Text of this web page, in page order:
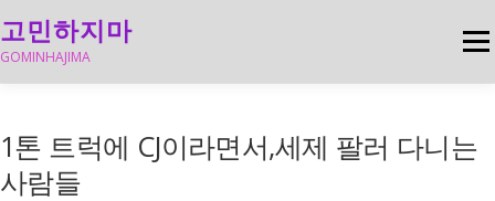
용
으
가
고민하지마
GOMINHAJIMA
메뉴
1톤 트럭에 CJ이라면서,세제 팔러 다니는
사람들